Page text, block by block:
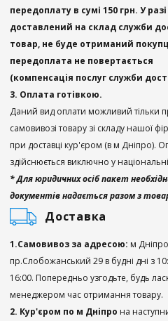
передоплату в сумі 150 грн. У
доставлений на склад служби
товар, не буде отриманий
передоплата не повертається
(компенсація послуг служби
3. Оплата готівкою.
Даний вид оплати можливий тільки
самовивозі товару зі складу нашої
при доставці кур'єром (в м Дніпро).
здійснюється виключно у
* Для юридичних осіб пакет
документів надається разом з
Доставка
1.Самовивоз за адресою: м Дніпро
пр.Слобожанський 29 в будні дні з
16:00. Попередньо узгодьте, будь
менеджером час отримання товару.
2. Кур'єром по м Дніпро на